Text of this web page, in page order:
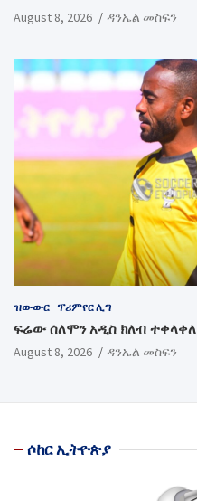
August 8, 2026 ዳንኤል መስፍን
ዝውውር ፕሪምየር ሊግ
ፍሬው ሰለሞን አዲስ ክለብ ተቀላቀለ
August 8, 2026 ዳንኤል መስፍን
ሶከር ኢትዮጵያ